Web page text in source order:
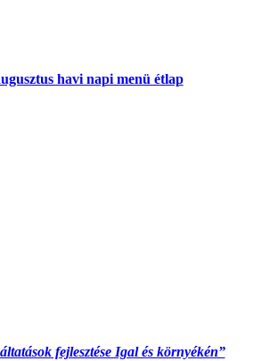
havi napi menü étlap
fejlesztése Igal és környékén”